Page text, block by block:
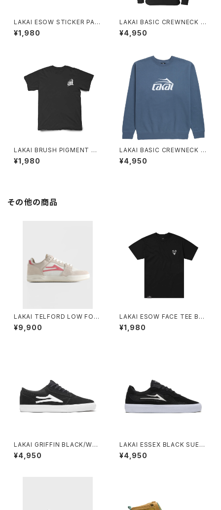
LAKAI ESOW STICKER PAC
K ASSORTED
¥1,980
LAKAI BASIC CREWNECK B
LACK
¥4,950
LAKAI BRUSH PIGMENT DY
ED SS TEE BLACK
¥1,980
LAKAI BASIC CREWNECK S
TEEL BLUE
¥4,950
その他の商品
LAKAI TELFORD LOW FOG
SUEDE STRAWBERRY
¥9,900
LAKAI ESOW FACE TEE BLA
CK
¥1,980
LAKAI GRIFFIN BLACK/WHI
TE SUEDE
¥4,950
LAKAI ESSEX BLACK SUED
E
¥4,950